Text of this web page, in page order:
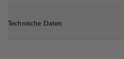
Technische Daten